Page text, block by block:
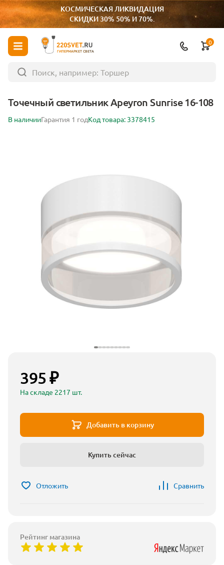
КОСМИЧЕСКАЯ ЛИКВИДАЦИЯ
СКИДКИ 30% 50% И 70%.
ГИПЕРМАРКЕТ СВЕТА
0
Точечный светильник Apeyron Sunrise 16-108
В наличииГарантия 1 годКод товара: 3378415
395 ₽
На складе 2217 шт.
Добавить в корзину
Купить сейчас
Отложить Сравнить
Рейтинг магазина